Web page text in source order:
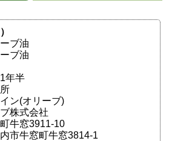
ブ油
ブ油
年半
ン(オリーブ)
株式会社
牛窓3911-10
市牛窓町牛窓3814-1